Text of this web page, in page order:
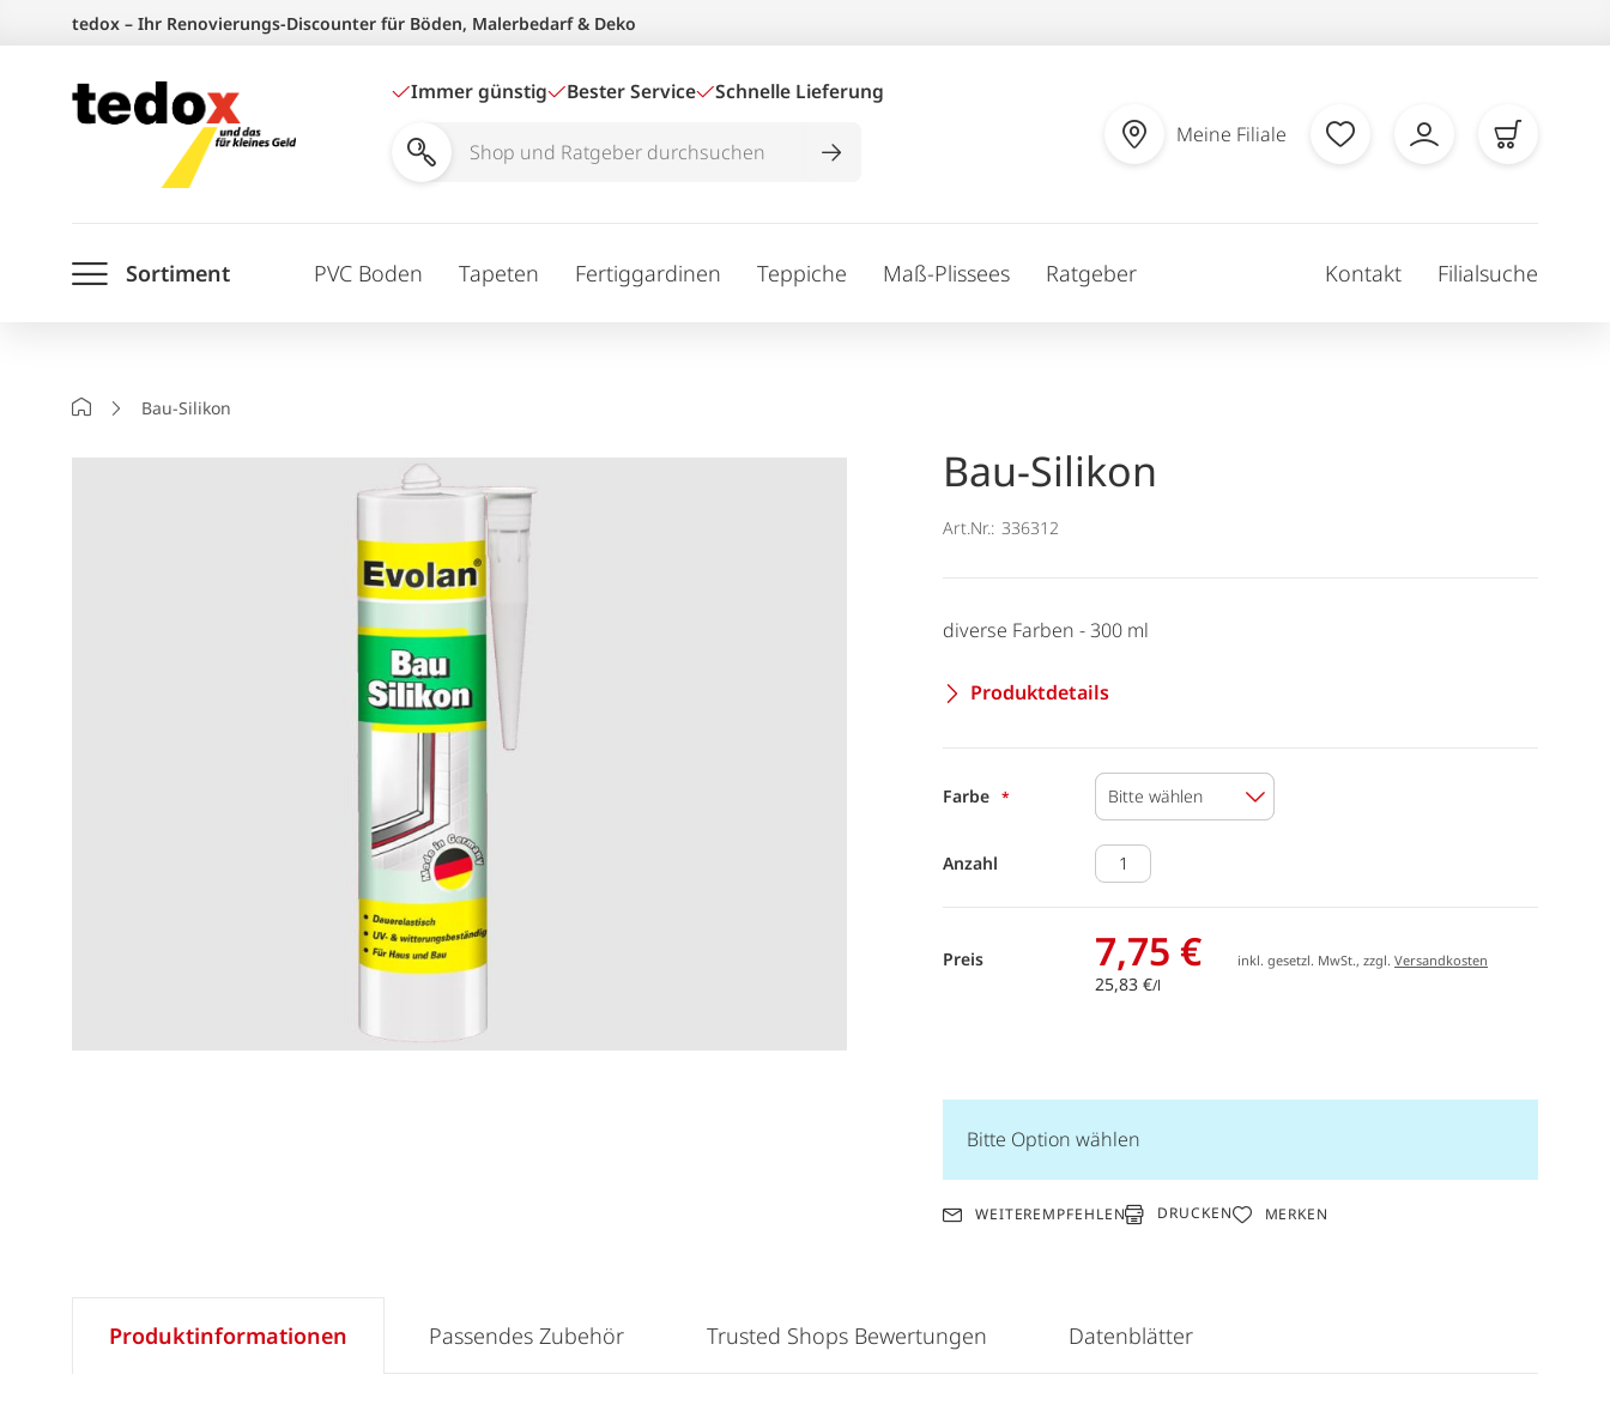
springen
tedox – Ihr Renovierungs-Discounter für Böden, Malerbedarf & Deko
Immer günstig Bester Service Schnelle Lieferung
Shop
durchsuchen
Meine Filiale
Sortiment PVC Boden Tapeten Fertiggardinen Teppiche Maß-Plissees Ratgeber Kontakt Filialsuche
StartseiteBau-Silikon
Bau-Silikon
Art.Nr.: 336312
diverse Farben - 300 ml
Produktdetails
Farbe Bitte wählen
Anzahl
Preis 7,75 €
25,83 €/l
inkl. gesetzl. MwSt., zzgl.Versandkosten
Bitte Option wählen
WEITEREMPFEHLEN DRUCKEN MERKEN
Produktinformationen Passendes Zubehör Trusted Shops Bewertungen Datenblätter